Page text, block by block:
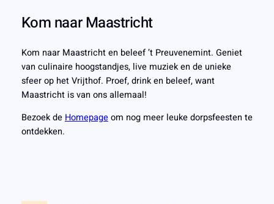
Kom naar Maastricht
Kom naar Maastricht en beleef ’t Preuvenemint. Geniet
van culinaire hoogstandjes, live muziek en de unieke
sfeer op het Vrijthof. Proef, drink en beleef, want
Maastricht is van ons allemaal!
Bezoek deHomepageom nog meer leuke dorpsfeesten te
ontdekken.